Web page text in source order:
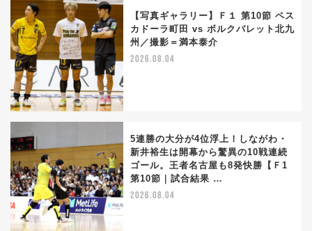
【写真ギャラリー】Ｆ１ 第10節 ペス
カドーラ町田 vs ボルクバレット北九
州／撮影＝満本泰介
2026.08.04
5連勝の大分が4位浮上！しながわ・
新井裕生は開幕から驚異の10戦連続
ゴール。王者名古屋も8発快勝【Ｆ1
第10節｜試合結果 …
2026.08.04